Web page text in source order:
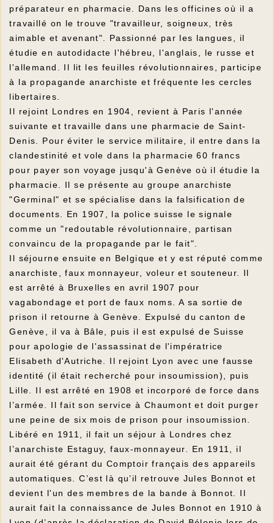
préparateur en pharmacie. Dans les officines où il a
travaillé on le trouve "travailleur, soigneux, très
aimable et avenant". Passionné par les langues, il
étudie en autodidacte l'hébreu, l'anglais, le russe et
l'allemand. Il lit les feuilles révolutionnaires, participe
à la propagande anarchiste et fréquente les cercles
libertaires.
Il rejoint Londres en 1904, revient à Paris l'année
suivante et travaille dans une pharmacie de Saint-
Denis. Pour éviter le service militaire, il entre dans la
clandestinité et vole dans la pharmacie 60 francs
pour payer son voyage jusqu'à Genève où il étudie la
pharmacie. Il se présente au groupe anarchiste
"Germinal" et se spécialise dans la falsification de
documents. En 1907, la police suisse le signale
comme un "redoutable révolutionnaire, partisan
convaincu de la propagande par le fait".
Il séjourne ensuite en Belgique et y est réputé comme
anarchiste, faux monnayeur, voleur et souteneur. Il
est arrêté à Bruxelles en avril 1907 pour
vagabondage et port de faux noms. A sa sortie de
prison il retourne à Genève. Expulsé du canton de
Genève, il va à Bâle, puis il est expulsé de Suisse
pour apologie de l'assassinat de l'impératrice
Elisabeth d'Autriche. Il rejoint Lyon avec une fausse
identité (il était recherché pour insoumission), puis
Lille. Il est arrêté en 1908 et incorporé de force dans
l’armée. Il fait son service à Chaumont et doit purger
une peine de six mois de prison pour insoumission.
Libéré en 1911, il fait un séjour à Londres chez
l’anarchiste Estaguy, faux-monnayeur. En 1911, il
aurait été gérant du Comptoir français des appareils
automatiques. C’est là qu’il retrouve Jules Bonnot et
devient l'un des membres de la bande à Bonnot. Il
aurait fait la connaissance de Jules Bonnot en 1910 à